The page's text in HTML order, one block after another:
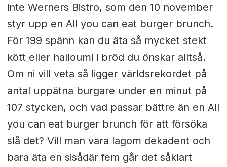
inte Werners Bistro, som den 10 november
styr upp en All you can eat burger brunch.
För 199 spänn kan du äta så mycket stekt
kött eller halloumi i bröd du önskar alltså.
Om ni vill veta så ligger världsrekordet på
antal uppätna burgare under en minut på
107 stycken, och vad passar bättre än en All
you can eat burger brunch för att försöka
slå det? Vill man vara lagom dekadent och
bara äta en sisådär fem går det såklart